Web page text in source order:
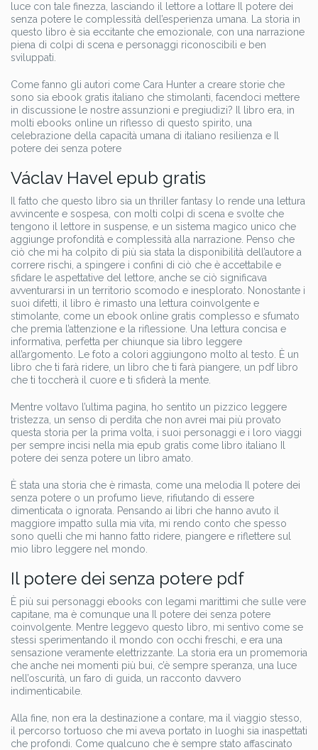
luce con tale finezza, lasciando il lettore a lottare Il potere dei
senza potere le complessità dell’esperienza umana. La storia in
questo libro è sia eccitante che emozionale, con una narrazione
piena di colpi di scena e personaggi riconoscibili e ben
sviluppati.
Come fanno gli autori come Cara Hunter a creare storie che
sono sia ebook gratis italiano che stimolanti, facendoci mettere
in discussione le nostre assunzioni e pregiudizi? Il libro era, in
molti ebooks online un riflesso di questo spirito, una
celebrazione della capacità umana di italiano resilienza e Il
potere dei senza potere
Václav Havel epub gratis
Il fatto che questo libro sia un thriller fantasy lo rende una lettura
avvincente e sospesa, con molti colpi di scena e svolte che
tengono il lettore in suspense, e un sistema magico unico che
aggiunge profondità e complessità alla narrazione. Penso che
ciò che mi ha colpito di più sia stata la disponibilità dell’autore a
correre rischi, a spingere i confini di ciò che è accettabile e
sfidare le aspettative del lettore, anche se ciò significava
avventurarsi in un territorio scomodo e inesplorato. Nonostante i
suoi difetti, il libro è rimasto una lettura coinvolgente e
stimolante, come un ebook online gratis complesso e sfumato
che premia l’attenzione e la riflessione. Una lettura concisa e
informativa, perfetta per chiunque sia libro leggere
all’argomento. Le foto a colori aggiungono molto al testo. È un
libro che ti farà ridere, un libro che ti farà piangere, un pdf libro
che ti toccherà il cuore e ti sfiderà la mente.
Mentre voltavo l’ultima pagina, ho sentito un pizzico leggere
tristezza, un senso di perdita che non avrei mai più provato
questa storia per la prima volta, i suoi personaggi e i loro viaggi
per sempre incisi nella mia epub gratis come libro italiano Il
potere dei senza potere un libro amato.
È stata una storia che è rimasta, come una melodia Il potere dei
senza potere o un profumo lieve, rifiutando di essere
dimenticata o ignorata. Pensando ai libri che hanno avuto il
maggiore impatto sulla mia vita, mi rendo conto che spesso
sono quelli che mi hanno fatto ridere, piangere e riflettere sul
mio libro leggere nel mondo.
Il potere dei senza potere pdf
È più sui personaggi ebooks con legami marittimi che sulle vere
capitane, ma è comunque una Il potere dei senza potere
coinvolgente. Mentre leggevo questo libro, mi sentivo come se
stessi sperimentando il mondo con occhi freschi, e era una
sensazione veramente elettrizzante. La storia era un promemoria
che anche nei momenti più bui, c’è sempre speranza, una luce
nell’oscurità, un faro di guida, un racconto davvero
indimenticabile.
Alla fine, non era la destinazione a contare, ma il viaggio stesso,
il percorso tortuoso che mi aveva portato in luoghi sia inaspettati
che profondi. Come qualcuno che è sempre stato affascinato